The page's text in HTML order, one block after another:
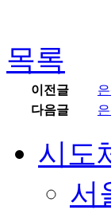
목록
이전글
다음글
시도
서